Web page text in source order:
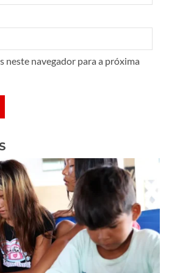
neste navegador para a próxima